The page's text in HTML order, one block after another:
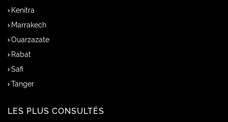
Kenitra
Marrakech
Ouarzazate
Rabat
Safi
Tanger
LES PLUS CONSULTÉS